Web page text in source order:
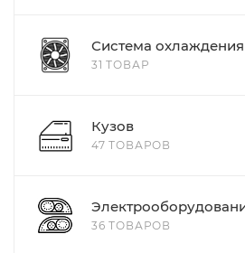
Система
31 ТОВАР
Кузов
47 ТОВАРОВ
36 ТОВАРОВ